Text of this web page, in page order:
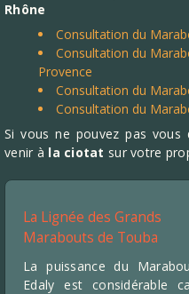
Rhône
Consultation du
Consultation du
Provence
Consultation du
Consultation du
Si vous ne pouvez pas vous
venir à la ciotat sur votre
La Lignée des Grands
Marabouts de Touba
La puissance du
Edaly est considérable